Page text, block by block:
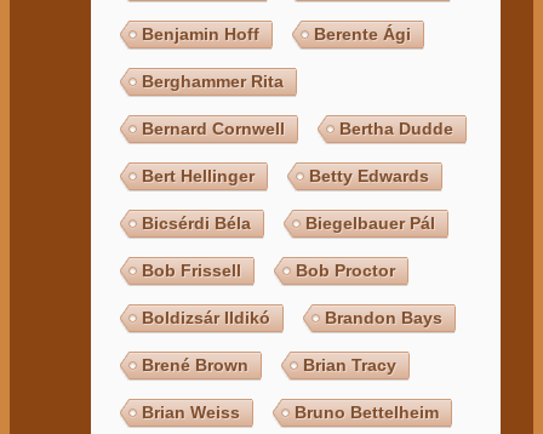
Benjamin Hoff Berente Ági
Berghammer Rita
Bernard Cornwell Bertha Dudde
Bert Hellinger Betty Edwards
Bicsérdi Béla Biegelbauer Pál
Bob Frissell Bob Proctor
Boldizsár Ildikó Brandon Bays
Brené Brown Brian Tracy
Brian Weiss Bruno Bettelheim